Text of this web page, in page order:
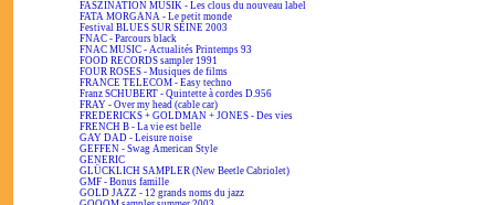
FASZINATION MUSIK - Les clous du nouveau label
FATA MORGANA - Le petit monde
Festival BLUES SUR SEINE 2003
FNAC - Parcours black
FNAC MUSIC - Actualités Printemps 93
FOOD RECORDS sampler 1991
FOUR ROSES - Musiques de films
FRANCE TELECOM - Easy techno
Franz SCHUBERT - Quintette à cordes D.956
FRAY - Over my head (cable car)
FREDERICKS + GOLDMAN + JONES - Des vies
FRENCH B - La vie est belle
GAY DAD - Leisure noise
GEFFEN - Swag American Style
GENERIC
GLÜCKLICH SAMPLER (New Beetle Cabriolet)
GMF - Bonus famille
GOLD JAZZ - 12 grands noms du jazz